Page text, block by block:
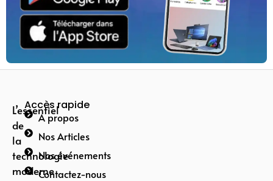
L’essentiel
de
la
technologie
moderne
Accès rapide
A propos
Nos Articles
Nos événements
Contactez-nous